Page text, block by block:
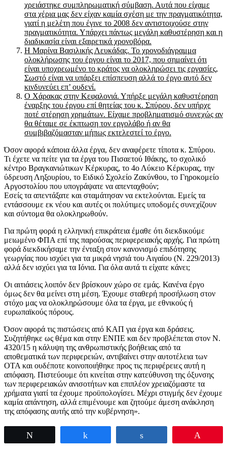
χρειάστηκε συμπληρωματική σύμβαση. Αυτά που είχαμε
στα χέρια μας δεν είχαν καμία σχέση με την πραγματικότητα,
γιατί η μελέτη που έγινε το 2008 δεν αντιστοιχούσε στην
πραγματικότητα. Υπάρχει πάντως μεγάλη καθυστέρηση και η
διαδικασία είναι εξαιρετικά χρονοβόρα.
Η Μαρίνα Βασιλικής Λευκάδας. Το χρονοδιάγραμμα
ολοκλήρωσης του έργου είναι το 2017, που σημαίνει ότι
είναι υποχρεωμένο το κράτος να ολοκληρώσει τις εργασίες,
Σωστό είναι να υπάρξει επίσπευση αλλά το έργο αυτό δεν
κινδυνεύει επ’ ουδενί.
O Χάρακας στην Κεφαλονιά. Υπήρξε μεγάλη καθυστέρηση
έναρξης του έργου επί θητείας του κ. Σπύρου, δεν υπήρχε
ποτέ στέρηση χρημάτων. Είχαμε προβληματισμό συνεχώς αν
θα θέταμε σε έκπτωση τον εργολάβο ή αν θα
συμβιβαζόμασταν μήπως εκτελεστεί το έργο.
Όσον αφορά κάποια άλλα έργα, δεν αναφέρετε τίποτα κ. Σπύρου.
Τι έχετε να πείτε για τα έργα του Πισαετού Ιθάκης, το σχολικό
κέντρο Βραγκανιώτικων Κέρκυρας, το 4ο Λύκειο Κέρκυρας, την
ύδρευση Ληξουρίου, το Ειδικό Σχολείο Ζακύνθου, το Γηροκομείο
Αργοστολίου που υπογράψατε να απενταχθούν;
Εσείς τα απεντάξατε και σταμάτησαν να εκτελούνται. Εμείς τα
εντάσσουμε εκ νέου και αυτές οι πολύτιμες υποδομές συνεχίζουν
και σύντομα θα ολοκληρωθούν.
Για πρώτη φορά η ελληνική επικράτεια έμαθε ότι διεκδικούμε
μειωμένο ΦΠΑ επί της παρούσας περιφερειακής αρχής. Για πρώτη
φορά διεκδικήσαμε την ένταξη στον κανονισμό επιδότησης
γεωργίας που ισχύει για τα μικρά νησιά του Αιγαίου (Ν. 229/2013)
αλλά δεν ισχύει για τα Ιόνια. Για όλα αυτά τι είχατε κάνει;
Oι αιτιάσεις λοιπόν δεν βρίσκουν χώρο σε εμάς. Κανένα έργο
όμως δεν θα μείνει στη μέση. Έχουμε σταθερή προσήλωση στον
στόχο μας να ολοκληρώσουμε όλα τα έργα, με εθνικούς ή
ευρωπαϊκούς πόρους.
Όσον αφορά τις πιστώσεις από ΚΑΠ για έργα και δράσεις.
Συζητήθηκε ως θέμα και στην ΕΝΠΕ και δεν προβλέπεται στον Ν.
4320/15 η κάλυψη της ανθρωπιστικής βοήθειας από τα
αποθεματικά των περιφερειών, αντιβαίνει στην αυτοτέλεια των
OΤΑ και ουδέποτε κοινοποιήθηκε προς τις περιφέρειες αυτή η
απόφαση. Πιστεύουμε ότι κινείται στην κατεύθυνση της όξυνσης
των περιφερειακών ανισοτήτων και επιπλέον χρειαζόμαστε τα
χρήματα γιατί τα έχουμε προϋπολογίσει. Μέχρι στιγμής δεν έχουμε
καμία απάντηση, αλλά επιμένουμε και ζητούμε άμεση ανάκληση
της απόφασης αυτής από την κυβέρνηση».